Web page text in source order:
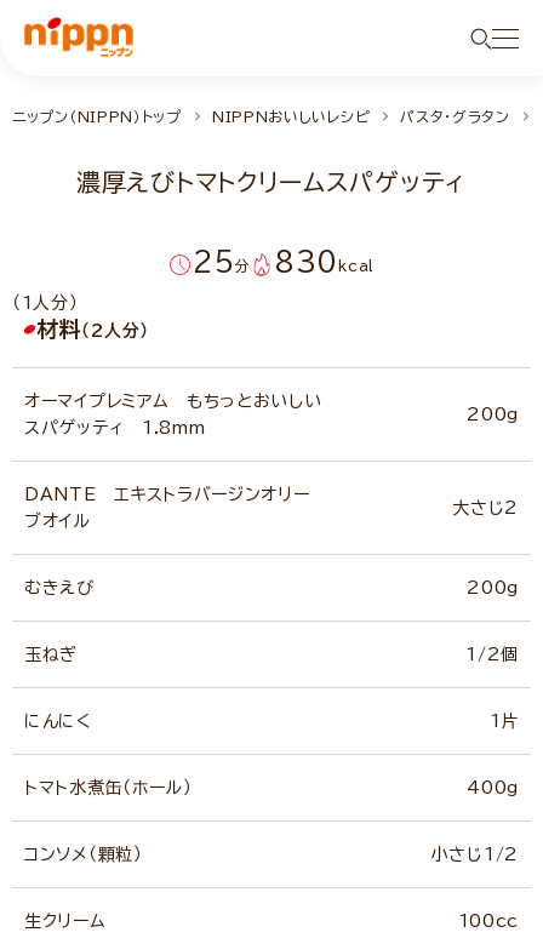
ニップン（NIPPN）トップ NIPPNおいしいレシピ パスタ・グラタン
濃厚えびトマトクリームスパゲッティ
25 分 830kcal
（1人分）
材料（2人分）
オーマイプレミアム もちっとおいしい
スパゲッティ 1.8mm
200g
DANTE エキストラバージンオリー
ブオイル
大さじ2
むきえび 200g
玉ねぎ 1/2個
にんにく 1片
トマト水煮缶（ホール） 400g
コンソメ（顆粒） 小さじ1/2
生クリーム 100cc